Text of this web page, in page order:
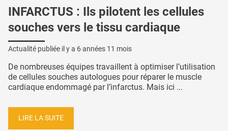
INFARCTUS : Ils pilotent les cellules
souches vers le tissu cardiaque
Actualité publiée il y a 6 années 11 mois
De nombreuses équipes travaillent à optimiser l’utilisation
de cellules souches autologues pour réparer le muscle
cardiaque endommagé par l’infarctus. Mais ici ...
LIRE LA SUITE